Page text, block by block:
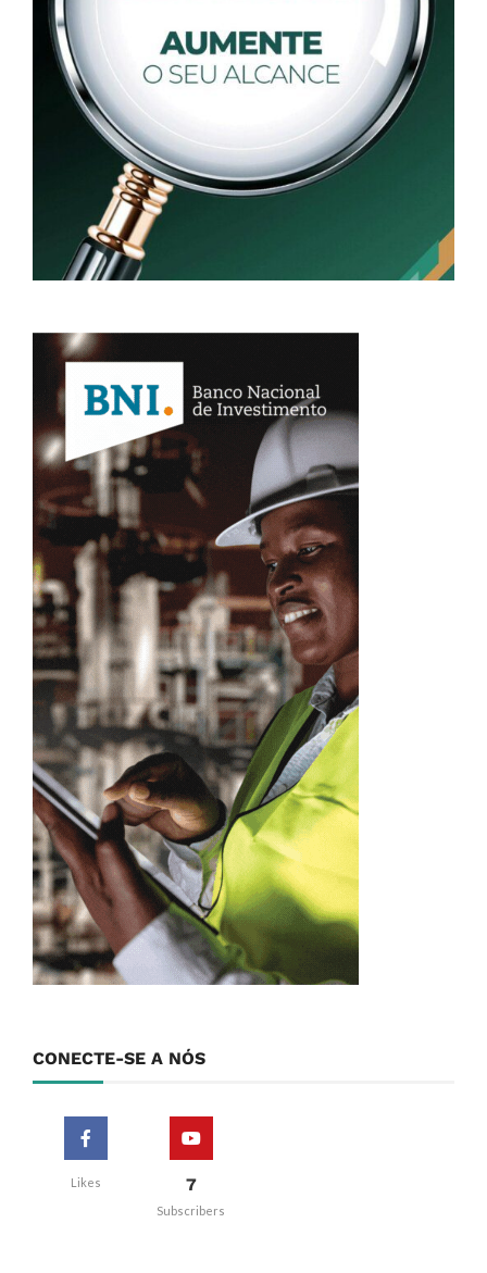
CONECTE-SE A NÓS
Likes 7
Subscribers